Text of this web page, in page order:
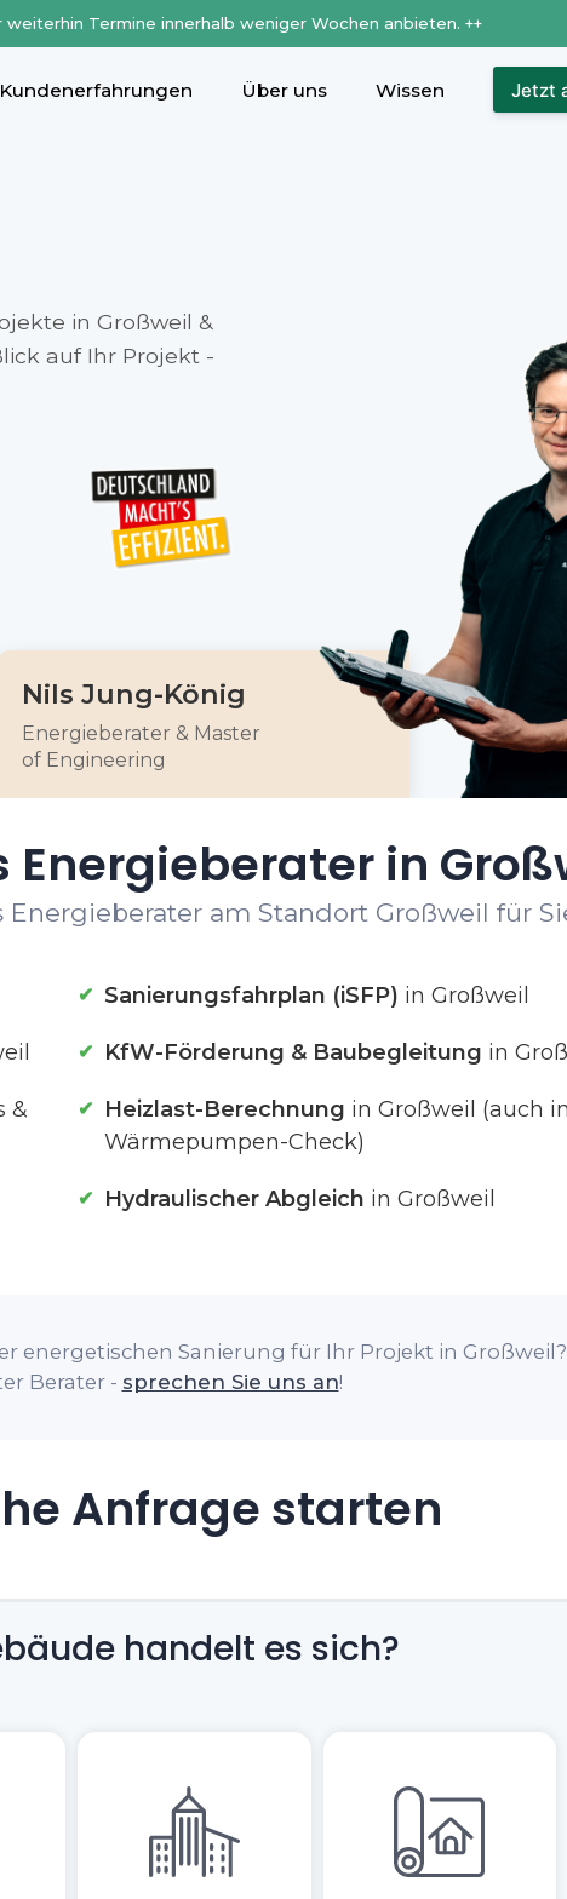
Termine innerhalb weniger Wochen anbieten. ++
Kundenerfahrungen Über uns Wissen Jetzt
in Großweil &
auf Ihr Projekt -
Nils Jung-König
Energieberater & Master
of Engineering
Energieberater in
am Standort Großweil für
Sanierungsfahrplan (iSFP) in Großweil
KfW-Förderung & Baubegleitung in
&
Heizlast-Berechnung in Großweil (auch
Wärmepumpen-Check)
Hydraulischer Abgleich in Großweil
energetischen Sanierung für Ihr Projekt in
Berater - sprechen Sie uns an!
Anfrage starten